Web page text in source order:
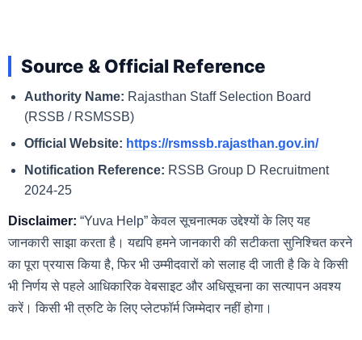
Source & Official Reference
Authority Name: Rajasthan Staff Selection Board
(RSSB / RSMSSB)
Official Website: https://rsmssb.rajasthan.gov.in/
Notification Reference: RSSB Group D Recruitment
2024-25
Disclaimer: “Yuva Help” केवल सूचनात्मक उद्देश्यों के लिए यह
जानकारी साझा करता है। यद्यपि हमने जानकारी की सटीकता सुनिश्चित करने
का पूरा प्रयास किया है, फिर भी उम्मीदवारों को सलाह दी जाती है कि वे किसी
भी निर्णय से पहले आधिकारिक वेबसाइट और अधिसूचना का सत्यापन अवश्य
करें। किसी भी त्रुटि के लिए प्लेटफॉर्म जिम्मेदार नहीं होगा।